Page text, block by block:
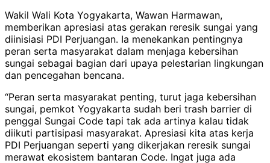
Wakil Wali Kota Yogyakarta, Wawan Harmawan,
memberikan apresiasi atas gerakan reresik sungai yang
diinisiasi PDI Perjuangan. Ia menekankan pentingnya
peran serta masyarakat dalam menjaga kebersihan
sungai sebagai bagian dari upaya pelestarian lingkungan
dan pencegahan bencana.
“Peran serta masyarakat penting, turut jaga kebersihan
sungai, pemkot Yogyakarta sudah beri trash barrier di
penggal Sungai Code tapi tak ada artinya kalau tidak
diikuti partisipasi masyarakat. Apresiasi kita atas kerja
PDI Perjuangan seperti yang dikerjakan reresik sungai
merawat ekosistem bantaran Code. Ingat juga ada